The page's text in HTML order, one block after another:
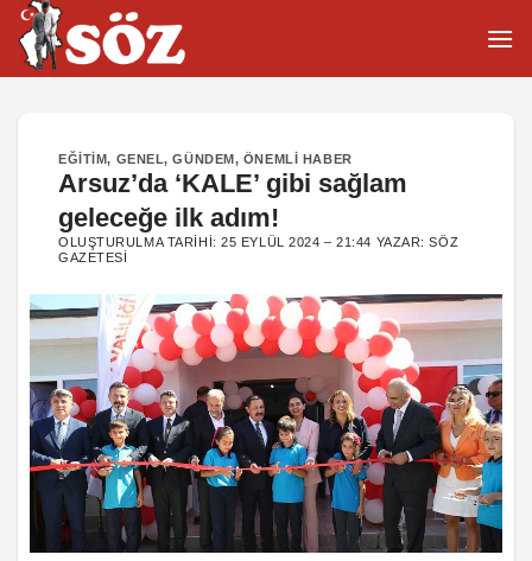
İçeriğe
atla
EĞITIM, GENEL,GÜNDEM, ÖNEMLI HABER
Arsuz’da ‘KALE’ gibi sağlam
geleceğe ilk adım!
OLUŞTURULMA TARIHI:25 EYLÜL 2024 – 21:44 YAZAR:SÖZ
GAZETESI